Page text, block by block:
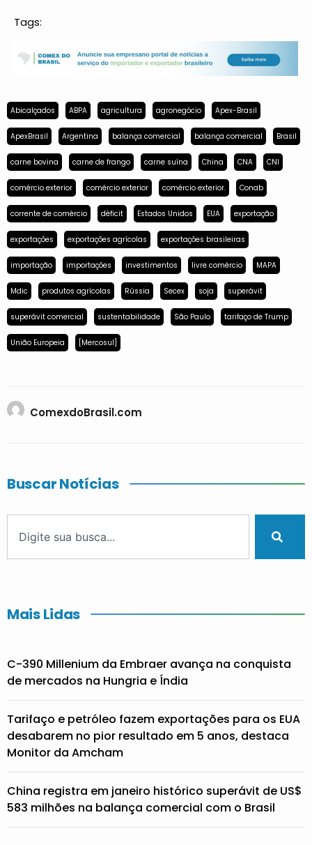
Tags:
Abicalçados ABPA agricultura agronegócio Apex-Brasil
ApexBrasil Argentina balança comercial balança comercial Brasil
carne bovina carne de frango carne suína China CNA CNI
comércio exterior comércio exterior comércio exterior. Conab
corrente de comércio déficit Estados Unidos EUA exportação
exportações exportações agrícolas exportações brasileiras
importação importações investimentos livre comércio MAPA
Mdic produtos agrícolas Rússia Secex soja superávit
superávit comercial sustentabilidade São Paulo tarifaço de Trump
União Europeia [Mercosul]
ComexdoBrasil.com
Buscar Notícias
Mais Lidas
C-390 Millenium da Embraer avança na conquista
de mercados na Hungria e Índia
Tarifaço e petróleo fazem exportações para os EUA
desabarem no pior resultado em 5 anos, destaca
Monitor da Amcham
China registra em janeiro histórico superávit de US$
583 milhões na balança comercial com o Brasil